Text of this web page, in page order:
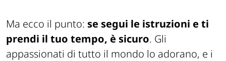
Ma ecco il punto: se segui le istruzioni e ti
prendi il tuo tempo, è sicuro. Gli
appassionati di tutto il mondo lo adorano, e i